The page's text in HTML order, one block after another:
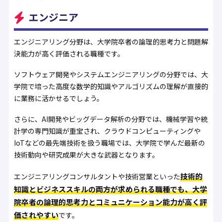
エンジニア
エンジニアリング分野は、大学院卒者の論理的思考力と問題解
決能力が高く評価される職種です。
ソフトウェア開発やシステムエンジニアリングの分野では、大
学院で培った高度な数学的知識やアルゴリズムの理解が直接的
に業務に活かせるでしょう。
さらに、AI開発やビッグデータ解析の分野では、機械学習や統
計学の専門知識が重宝され、クラウドコンピューティングや
IoTなどの最先端技術を扱う職場では、大学院で学んだ最新の
技術動向や研究成果が大きな武器となります。
エンジニアリングコンサルタントや技術営業といった技術的
知識とビジネススキルの両方が求められる職種でも、大学
院卒者の論理的思考力とコミュニケーション能力が高く評
価されやすいです。